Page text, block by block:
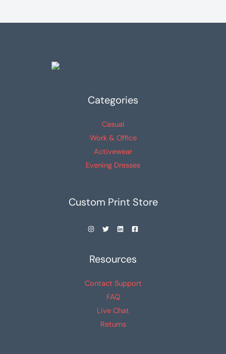
Categories
Casual
Work & Office
Activewear
Evening Dresses
Custom Print Store
Resources
Contact Support
FAQ
Live Chat
Returns